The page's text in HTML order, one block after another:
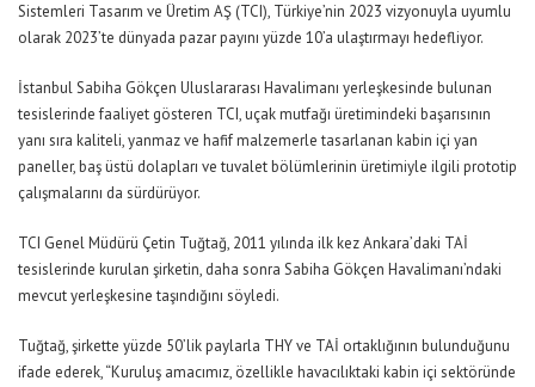
Sistemleri Tasarım ve Üretim AŞ (TCI), Türkiye’nin 2023 vizyonuyla uyumlu
olarak 2023’te dünyada pazar payını yüzde 10’a ulaştırmayı hedefliyor.
İstanbul Sabiha Gökçen Uluslararası Havalimanı yerleşkesinde bulunan
tesislerinde faaliyet gösteren TCI, uçak mutfağı üretimindeki başarısının
yanı sıra kaliteli, yanmaz ve hafif malzemerle tasarlanan kabin içi yan
paneller, baş üstü dolapları ve tuvalet bölümlerinin üretimiyle ilgili prototip
çalışmalarını da sürdürüyor.
TCI Genel Müdürü Çetin Tuğtağ, 2011 yılında ilk kez Ankara’daki TAİ
tesislerinde kurulan şirketin, daha sonra Sabiha Gökçen Havalimanı’ndaki
mevcut yerleşkesine taşındığını söyledi.
Tuğtağ, şirkette yüzde 50’lik paylarla THY ve TAİ ortaklığının bulunduğunu
ifade ederek, “Kuruluş amacımız, özellikle havacılıktaki kabin içi sektöründe